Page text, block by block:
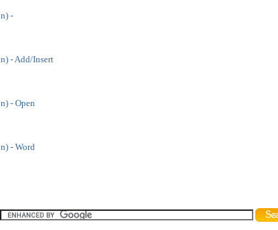
-
- Add/Insert
- Open
- Word